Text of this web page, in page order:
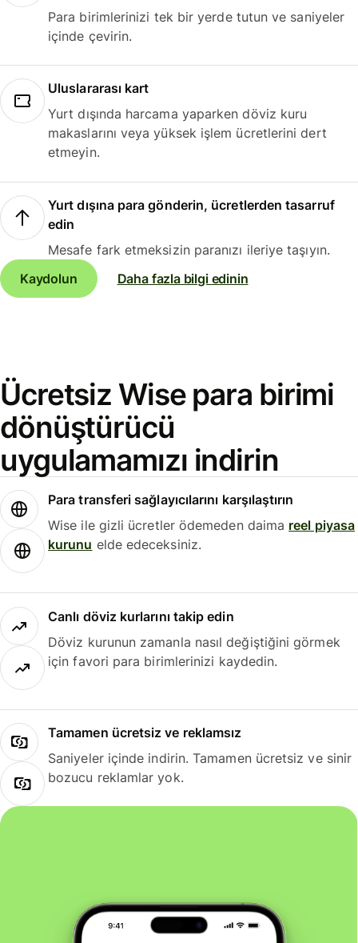
Para birimlerinizi tek bir yerde tutun ve saniyeler
içinde çevirin.
Uluslararası kart
Yurt dışında harcama yaparken döviz kuru
makaslarını veya yüksek işlem ücretlerini dert
etmeyin.
Yurt dışına para gönderin, ücretlerden tasarruf
edin
Mesafe fark etmeksizin paranızı ileriye taşıyın.
Kaydolun
Daha fazla bilgi edinin
Ücretsiz Wise para birimi
dönüştürücü
uygulamamızı indirin
Para transferi sağlayıcılarını karşılaştırın
Wise ile gizli ücretler ödemeden daima reel piyasa
kurunu elde edeceksiniz.
Canlı döviz kurlarını takip edin
Döviz kurunun zamanla nasıl değiştiğini görmek
için favori para birimlerinizi kaydedin.
Tamamen ücretsiz ve reklamsız
Saniyeler içinde indirin. Tamamen ücretsiz ve sinir
bozucu reklamlar yok.